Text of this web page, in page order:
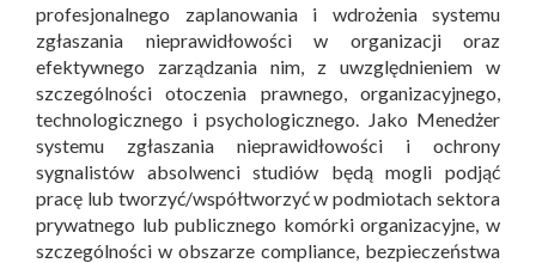
profesjonalnego zaplanowania i wdrożenia systemu
zgłaszania nieprawidłowości w organizacji oraz
efektywnego zarządzania nim, z uwzględnieniem w
szczególności otoczenia prawnego, organizacyjnego,
technologicznego i psychologicznego. Jako Menedżer
systemu zgłaszania nieprawidłowości i ochrony
sygnalistów absolwenci studiów będą mogli podjąć
pracę lub tworzyć/współtworzyć w podmiotach sektora
prywatnego lub publicznego komórki organizacyjne, w
szczególności w obszarze compliance, bezpieczeństwa